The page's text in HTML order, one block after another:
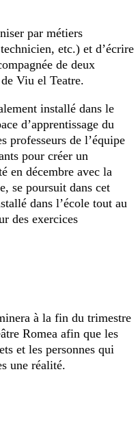
par métiers
etc.) et d’écrire
de deux
Viu el Teatre.
installé dans le
d’apprentissage du
professeurs de l’équipe
pour créer un
en décembre avec la
se poursuit dans cet
dans l’école tout au
des exercices
à la fin du trimestre
Romea afin que les
et les personnes qui
une réalité.